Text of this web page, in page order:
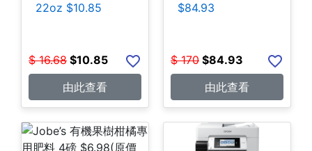
22oz $10.85
$ 16.68 $10.85
由此查看
$84.93
$ 170 $84.93
由此查看